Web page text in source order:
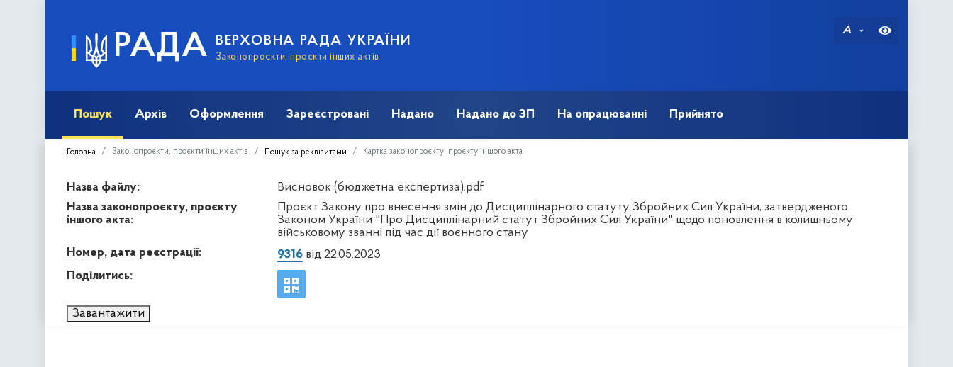
РАДА ВЕРХОВНА РАДА УКРАЇНИ
Законопроєкти, проєкти інших актів
A
Пошук Архів Оформлення Зареєстровані Надано Надано до ЗП На опрацюванні Прийнято
Головна Законопроєкти, проєкти інших актів Пошук за реквізитами Картка законопроєкту, проєкту іншого акта
Назва файлу:
Висновок (бюджетна експертиза).pdf
Назва законопроєкту, проєкту
іншого акта:
Проєкт Закону про внесення змін до Дисциплінарного статуту Збройних Сил України, затвердженого
Законом України "Про Дисциплінарний статут Збройних Сил України" щодо поновлення в колишньому
військовому званні під час дії воєнного стану
Номер, дата реєстрації:
9316від 22.05.2023
Поділитись:
Завантажити